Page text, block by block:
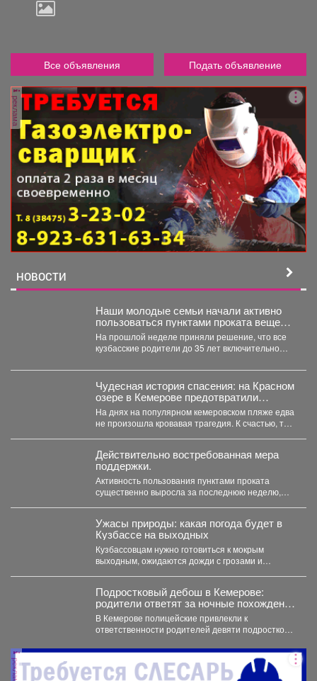
Все объявления Подать объявление
реклама
НОВОСТИ
Наши молодые семьи начали активно
пользоваться пунктами проката вещей
для новорожденных.
На прошлой неделе приняли решение, что все
кузбасские родители до 35 лет включительно
Чудесная история спасения: на Красном
озере в Кемерове предотвратили
трагедию
На днях на популярном кемеровском пляже едва
не произошла кровавая трагедия. К счастью, там
Действительно востребованная мера
поддержки.
Активность пользования пунктами проката
существенно выросла за последнюю неделю,
Ужасы природы: какая погода будет в
Кузбассе на выходных
Кузбассовцам нужно готовиться к мокрым
выходным, ожидаются дожди с грозами и
Подростковый дебош в Кемерове:
родители ответят за ночные похождения
детей
В Кемерове полицейские привлекли к
ответственности родителей девяти подростков.
реклама